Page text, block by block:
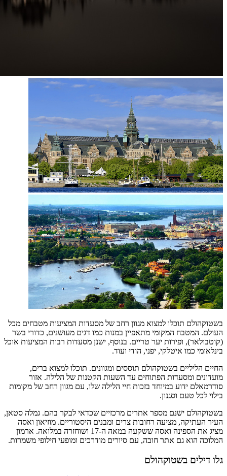
בשטוקהולם תוכלו למצוא מגוון רחב של מסעדות המציעות מטבחים מכל
העולם. המטבח המקומי מתאפיין במנות כמו דגים מעושנים, כדורי בשר
(קוטבולאר), ופירות יער טריים. בנוסף, ישנן מסעדות רבות המציעות אוכל
בינלאומי כמו איטלקי, יפני, הודי ועוד.
החיים הליליים בשטוקהולם תוססים ומגוונים. תוכלו למצוא ברים,
מועדונים ומסעדות הפתוחים עד השעות הקטנות של הלילה. אזור
סודרמאלם ידוע במיוחד בזכות חיי הלילה שלו, עם מגוון רחב של מקומות
בילוי לכל טעם וסגנון.
בשטוקהולם ישנם מספר אתרים מרכזיים שכדאי לבקר בהם. גמלה סטאן,
העיר העתיקה, מציעה רחובות צרים ומבנים היסטוריים. מוזיאון ואסה
מציג את הספינה ואסה ששקעה במאה ה-17 ושוחזרה במלואה. ארמון
המלוכה הוא גם אתר חובה, עם סיורים מודרכים ומופעי חילופי משמרות.
גלו דילים בשטוקהולם